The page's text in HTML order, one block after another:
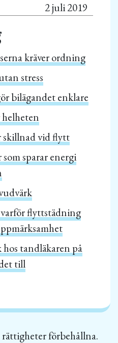
2 juli 2019
kräver ordning
stress
bilägandet enklare
skillnad vid flytt
sparar energi
flyttstädning
tandläkaren på
till
förbehållna.